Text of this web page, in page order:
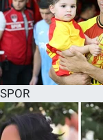
SPOR